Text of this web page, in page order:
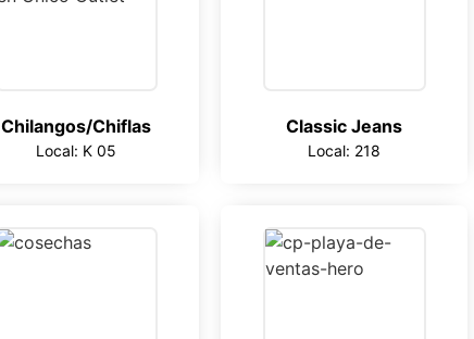
Chilangos/Chiflas
Local: K 05
Classic Jeans
Local: 218